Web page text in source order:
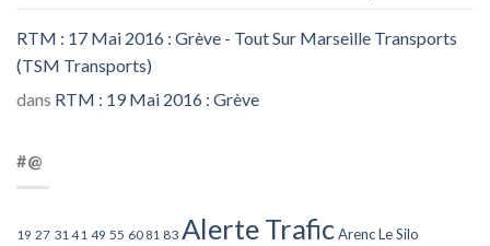
RTM : 17 Mai 2016 : Grève - Tout Sur Marseille Transports
(TSM Transports)
dans RTM : 19 Mai 2016 : Grève
#@
19 27 31 41 49 55 60 81 83 Alerte TraficArenc Le Silo